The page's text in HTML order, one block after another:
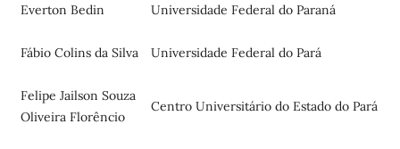
Everton Bedin Universidade Federal do Paraná
Fábio Colins da Silva Universidade Federal do Pará
Felipe Jailson Souza
Oliveira Florêncio
Centro Universitário do Estado do Pará